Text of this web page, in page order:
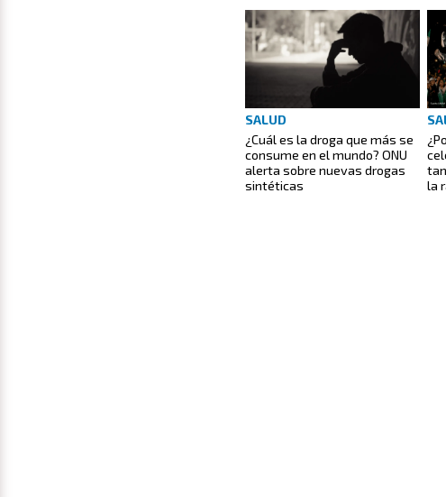
SALUD
¿Cuál es la droga que más se
consume en el mundo? ONU
alerta sobre nuevas drogas
sintéticas
la